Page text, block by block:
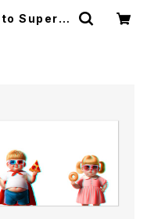
Super H